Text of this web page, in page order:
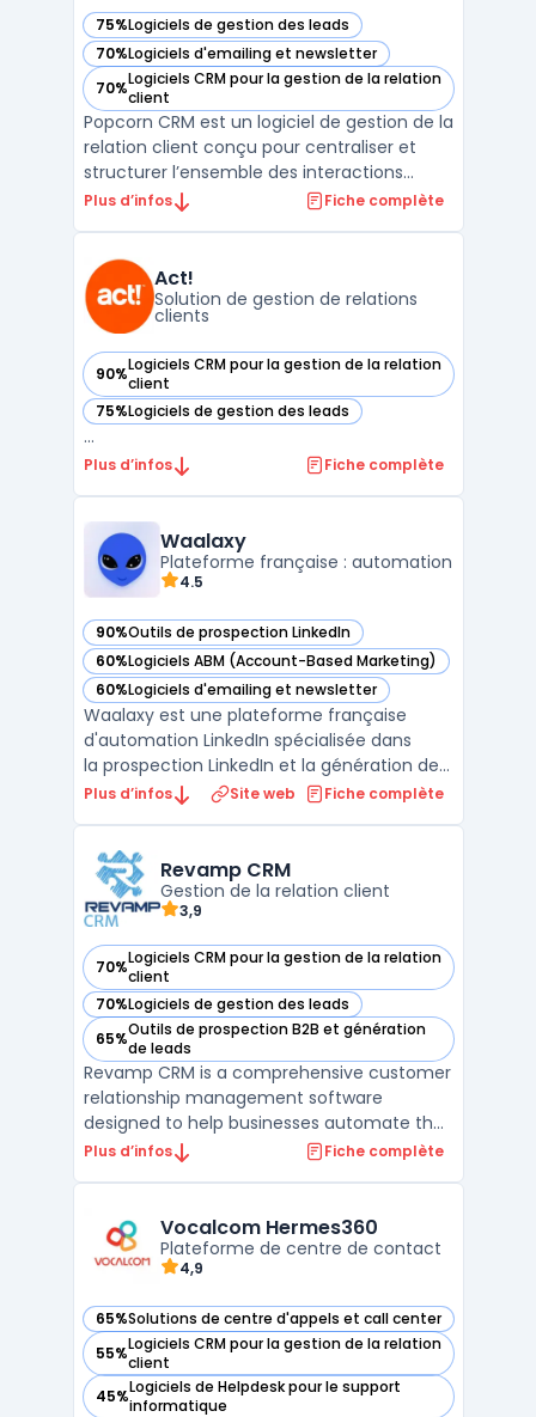
75%Logiciels de gestion des leads
— voir Popcorn CRM dans cette catégorie
70%Logiciels d'emailing et newsletter
— voir Popcorn CRM dans cette catégorie
70%Logiciels CRM pour la gestion de la relation
client
— voir Popcorn CRM dans cette catégorie
Popcorn CRM est un logiciel de gestion de la
relation client conçu pour centraliser et
structurer l’ensemble des interactions
commerciales des entreprises. Ce logiciel
leurs besoins quotidiens de suivi client, tout
en ...
Plus d’infos Fiche complète
Act!
Solution de gestion de relations
clients
90%Logiciels CRM pour la gestion de la relation
client
— voir Act! dans cette catégorie
75%Logiciels de gestion des leads
— voir Act! dans cette catégorie
...
Plus d’infos Fiche complète
Waalaxy
Plateforme française : automation
4.5
90%Outils de prospection LinkedIn
— voir Waalaxy dans cette catégorie
60%Logiciels ABM (Account-Based Marketing)
— voir Waalaxy dans cette catégorie
60%Logiciels d'emailing et newsletter
— voir Waalaxy dans cette catégorie
Waalaxy est une plateforme française
d'automation LinkedIn spécialisée dans
la prospection LinkedIn et la génération de
leads B2B. Elle centralise l'automatisation
extension Chrome intégrée. La solu ...
Plus d’infos Site web Fiche complète
Revamp CRM
Gestion de la relation client
3,9
70%Logiciels CRM pour la gestion de la relation
client
— voir Revamp CRM dans cette catégorie
70%Logiciels de gestion des leads
— voir Revamp CRM dans cette catégorie
65%Outils de prospection B2B et génération
de leads
— voir Revamp CRM dans cette catégorie
Revamp CRM is a comprehensive customer
relationship management software
designed to help businesses automate their
marketing automation process and
Revamp CRM simplifies lead tracking, email
marketing, custome ...
Plus d’infos Fiche complète
Vocalcom Hermes360
Plateforme de centre de contact
4,9
65%Solutions de centre d'appels et call center
— voir Vocalcom Hermes360 dans cette catégorie
55%Logiciels CRM pour la gestion de la relation
client
— voir Vocalcom Hermes360 dans cette catégorie
45%Logiciels de Helpdesk pour le support
informatique
— voir Vocalcom Hermes360 dans cette catégorie